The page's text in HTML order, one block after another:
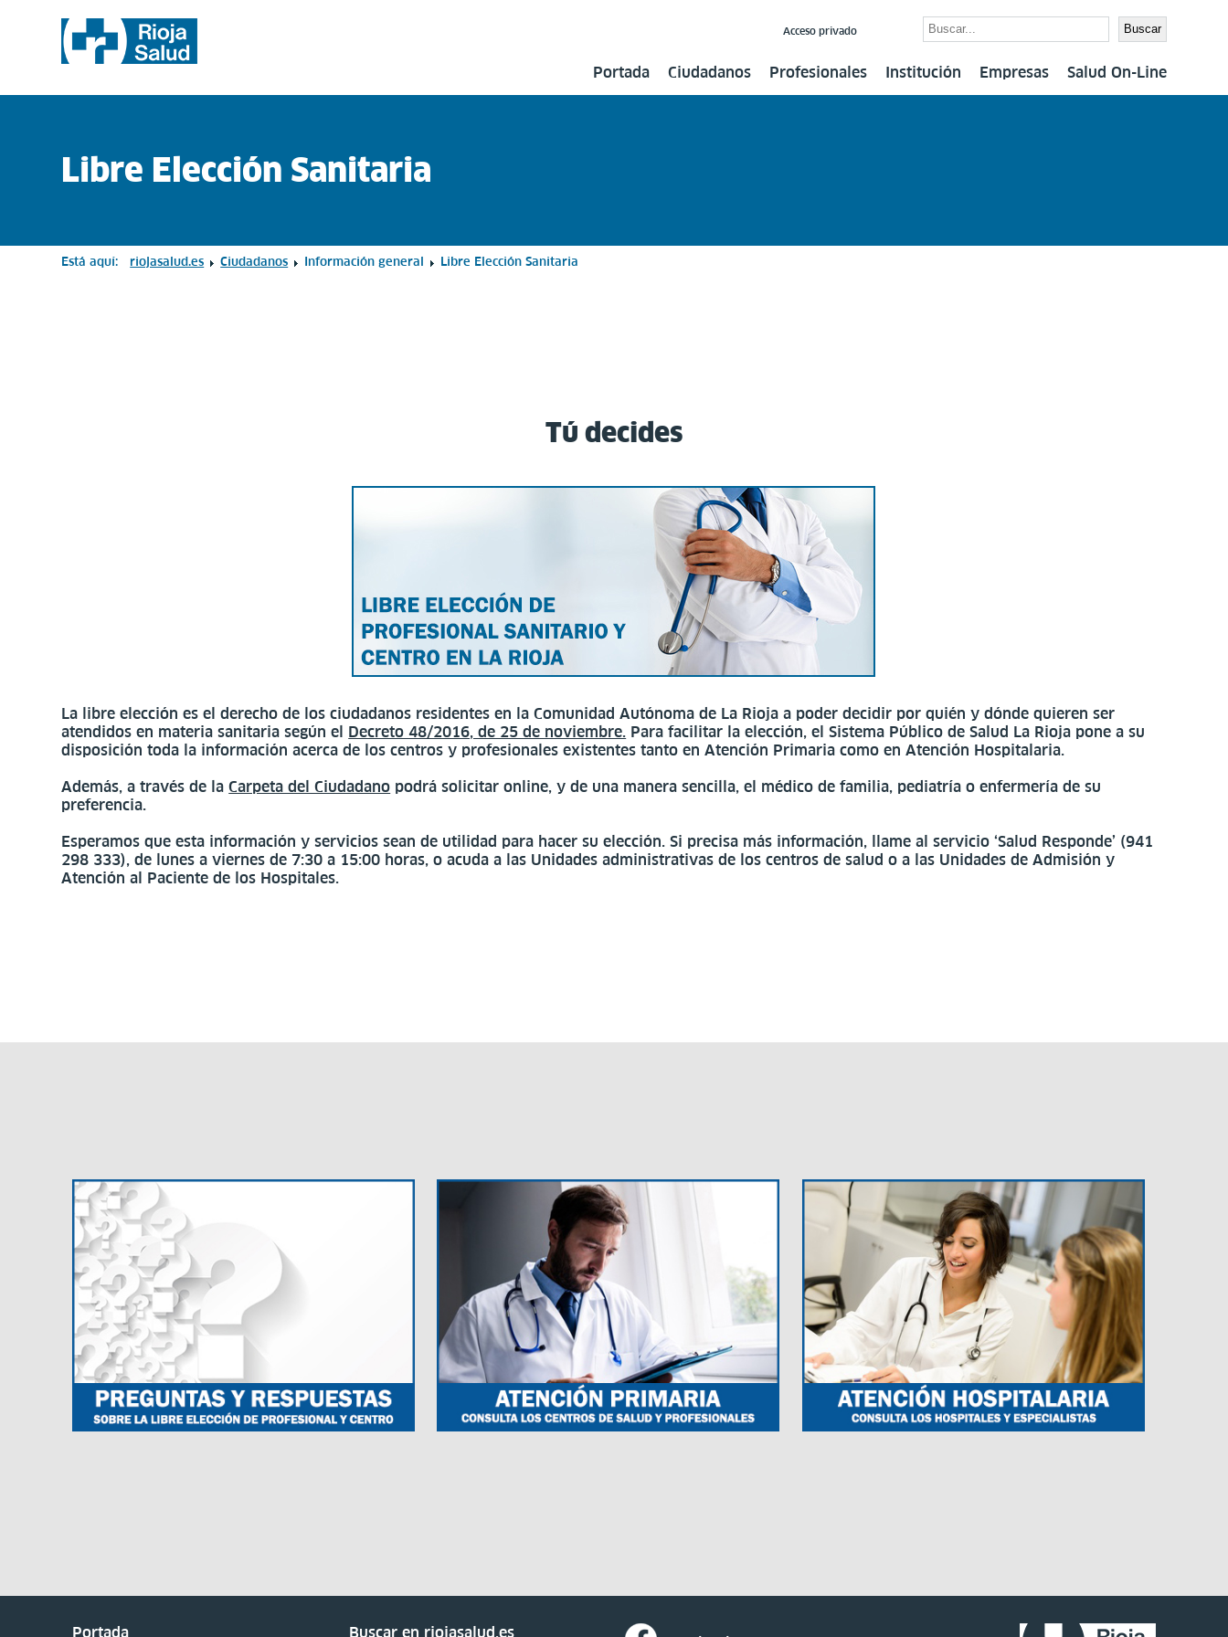
Buscar
Acceso privado
Portada Ciudadanos Profesionales Institución Empresas Salud On-Line
Libre Elección Sanitaria
Está aquí: riojasalud.es Ciudadanos Información general Libre Elección Sanitaria
Tú decides
La libre elección es el derecho de los ciudadanos residentes en la Comunidad Autónoma de La Rioja a poder decidir por quién y dónde quieren ser
atendidos en materia sanitaria según el Decreto 48/2016, de 25 de noviembre. Para facilitar la elección, el Sistema Público de Salud La Rioja pone a su
disposición toda la información acerca de los centros y profesionales existentes tanto en Atención Primaria como en Atención Hospitalaria.
Además, a través de laCarpeta del Ciudadano podrá solicitar online, y de una manera sencilla, el médico de familia, pediatría o enfermería de su
preferencia.
Esperamos que esta información y servicios sean de utilidad para hacer su elección. Si precisa más información, llame al servicio ‘Salud Responde’ (941
298 333), de lunes a viernes de 7:30 a 15:00 horas, o acuda a las Unidades administrativas de los centros de salud o a las Unidades de Admisión y
Atención al Paciente de los Hospitales.
Portada Buscar en riojasalud.es